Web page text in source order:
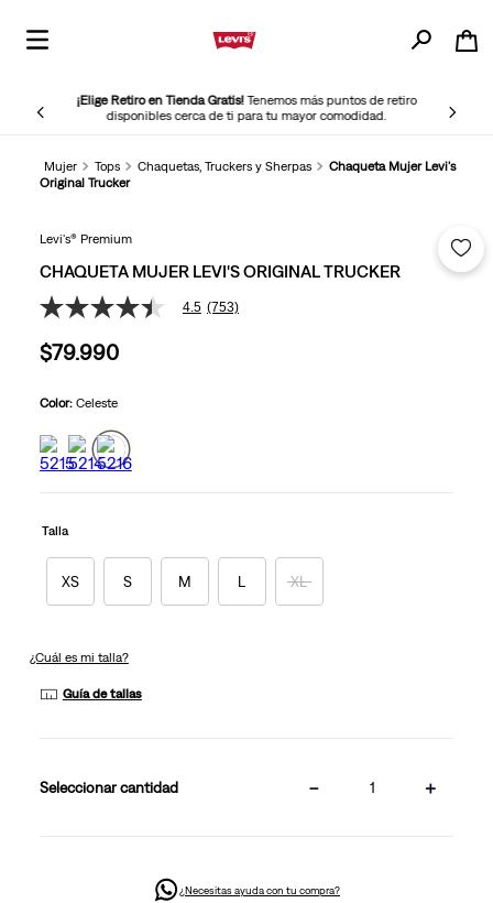
¡Elige Retiro en Tienda Gratis!Tenemos más puntos de retiro
disponibles cerca de ti para tu mayor comodidad.
Mujer Tops Chaquetas, Truckers y Sherpas
Chaqueta Mujer Levi's
Original Trucker
Levi's® Premium
CHAQUETA MUJER LEVI'S ORIGINAL TRUCKER
4.5
5
estrellas,
medio
valoración.
Read
753
en
misma
página.
4.5 (753)
$79.990
Color: Celeste
Talla
XS S M L XL
¿Cuál es mi talla?
Guía de tallas
cantidad ＋
－
¿Necesitas ayuda con tu compra?